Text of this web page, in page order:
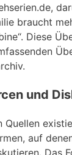
braucht
Diese
und
Quellen
auf
Das